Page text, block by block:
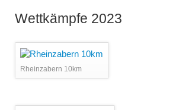
Wettkämpfe 2023
Rheinzabern 10km